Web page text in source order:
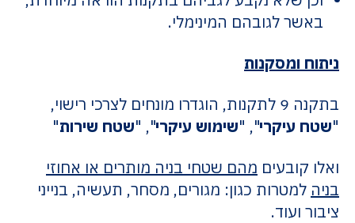
באשר לגובהם המינימלי.
ניתוח ומסקנות
בתקנה 9 לתקנות, הוגדרו מונחים לצרכי רישוי,
"שטח עיקרי", "שימוש עיקרי", "שטח שירות"
ואלו קובעים מהם שטחי בניה מותרים או אחוזי
בניה למטרות כגון: מגורים, מסחר, תעשיה, בנייני
ציבור ועוד.